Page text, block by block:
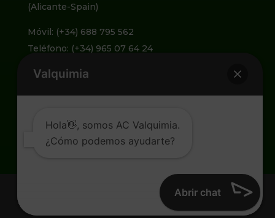
(Alicante-Spain)
Móvil: (+34) 688 795 562
Teléfono: (+34) 965 07 64 24
info@valquimia.com
2026 AC Valquimia© – Todos los derechos reservados.
porGrupo qagencia
Valquimia
Hola👋, somos AC Valquimia.
¿Cómo podemos ayudarte?
Abrir chat